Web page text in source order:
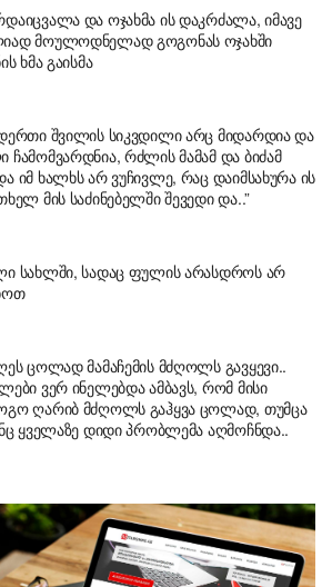
და ოჯახმა ის დაკრძალა, იმავე
მოულოდნელად გოგონას ოჯახში
ხმა გაისმა
შვილის სიკვდილი არც მიდარდია და
რძლის მამამ და ბიძამ
იმ ხალხს არ ვუჩივლე, რაც დაიმსახურა ის
მის საძინებელში შევედი და..”
სახლში, სადაც ფულის არასდროს არ
ცოლად მამაჩემის მძღოლს გავყევი..
ვერ ინელებდა ამბავს, რომ მისი
ღარიბ მძღოლს გაჰყვა ცოლად, თუმცა
ყველაზე დიდი პრობლემა აღმოჩნდა..